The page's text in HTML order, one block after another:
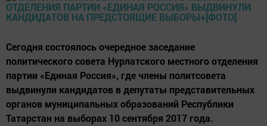
Сегодня состоялось очередное заседание
политического совета Нурлатского местного отделения
партии «Единая Россия», где члены политсовета
выдвинули кандидатов в депутаты представительных
органов муниципальных образований Республики
Татарстан на выборах 10 сентября 2017 года.